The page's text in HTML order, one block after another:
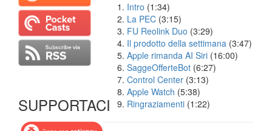
SUPPORTACI
Intro (1:34)
La PEC (3:15)
FU Reolink Duo (3:29)
Il prodotto della settimana (3:47)
Apple rimanda AI Siri (16:00)
SaggeOfferteBot (6:27)
Control Center (3:13)
Apple Watch (5:38)
Ringraziamenti (1:22)